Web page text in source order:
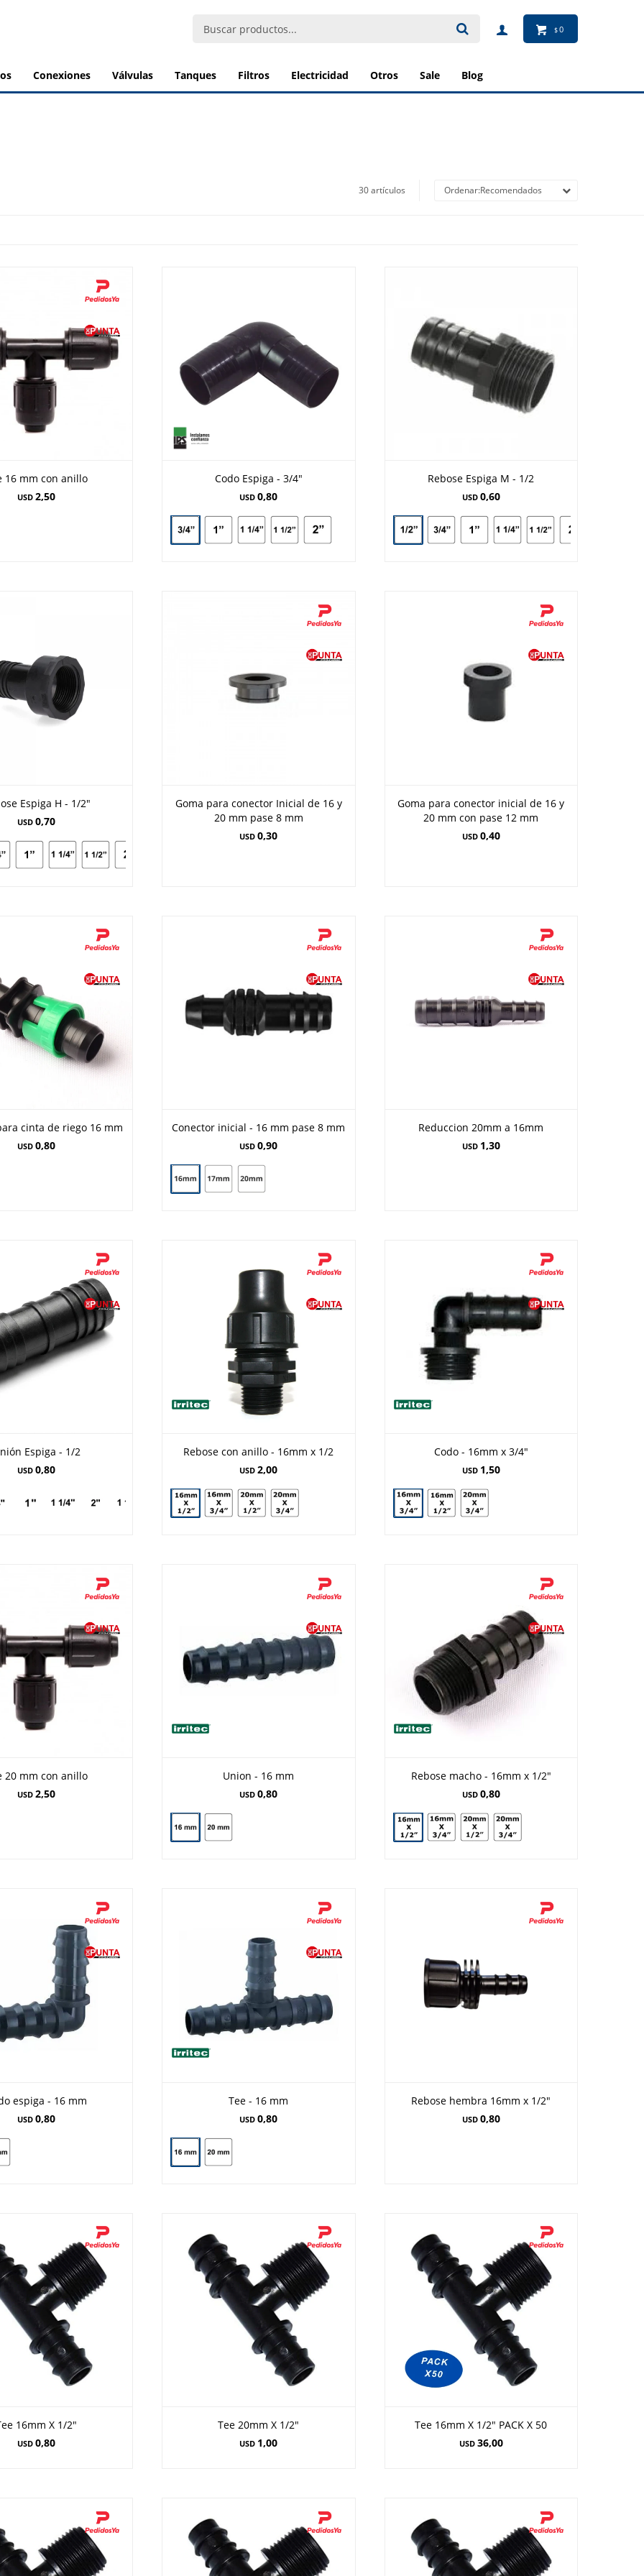
conexiones válvulas tanques filtros electricidad otros sale blog
$0
30 artículos Recomendados
16 mm con anillo
USD 2,50
Codo Espiga - 3/4"
USD 0,80
Rebose Espiga M - 1/2
USD 0,60
Espiga H - 1/2"
USD 0,70
Goma para conector Inicial de 16 y
20 mm pase 8 mm
USD 0,30
Goma para conector inicial de 16 y
20 mm con pase 12 mm
USD 0,40
cinta de riego 16 mm
USD 0,80
Conector inicial - 16 mm pase 8 mm
USD 0,90
Reduccion 20mm a 16mm
USD 1,30
Espiga - 1/2
USD 0,80
Rebose con anillo - 16mm x 1/2
USD 2,00
Codo - 16mm x 3/4"
USD 1,50
20 mm con anillo
USD 2,50
Union - 16 mm
USD 0,80
Rebose macho - 16mm x 1/2"
USD 0,80
espiga - 16 mm
USD 0,80
Tee - 16 mm
USD 0,80
Rebose hembra 16mm x 1/2"
USD 0,80
16mm X 1/2"
USD 0,80
Tee 20mm X 1/2"
USD 1,00
Tee 16mm X 1/2" PACK X 50
USD 36,00